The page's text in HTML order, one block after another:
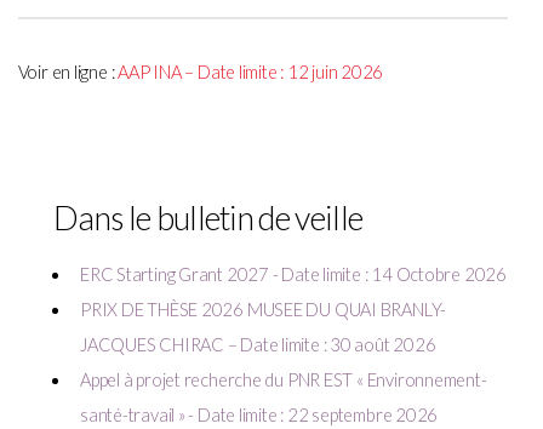
Voir en ligne :AAP INA – Date limite : 12 juin 2026
Dans le bulletin de veille
ERC Starting Grant 2027 - Date limite : 14 Octobre 2026
PRIX DE THÈSE 2026 MUSEE DU QUAI BRANLY-
JACQUES CHIRAC – Date limite : 30 août 2026
Appel à projet recherche du PNR EST « Environnement-
santé-travail » - Date limite : 22 septembre 2026